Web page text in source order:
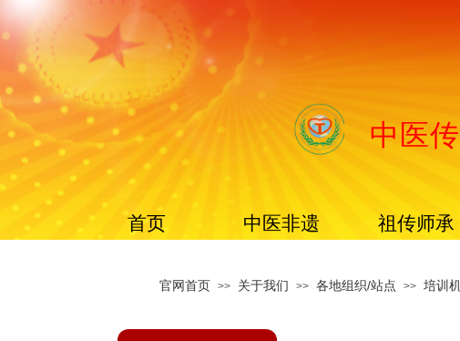
首页 中医非遗 祖传师承
中医
官网首页 >> 关于我们 >> 各地组织/站点 >> 培训